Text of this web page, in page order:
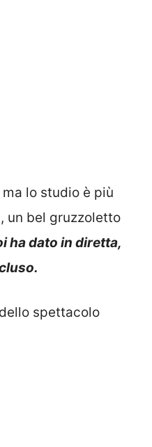
lo studio è più
un bel gruzzoletto
ha dato in diretta,
spettacolo